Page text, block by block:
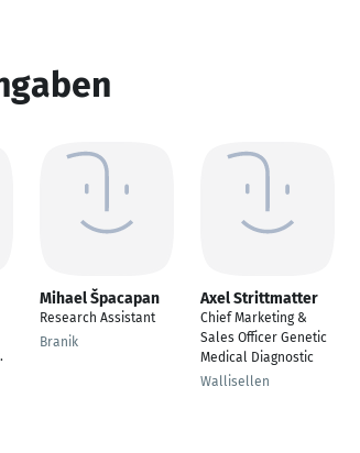
Mihael Špacapan
Research Assistant
Branik
Axel Strittmatter
Chief Marketing &
Sales Officer Genetic
Medical Diagnostic
Wallisellen